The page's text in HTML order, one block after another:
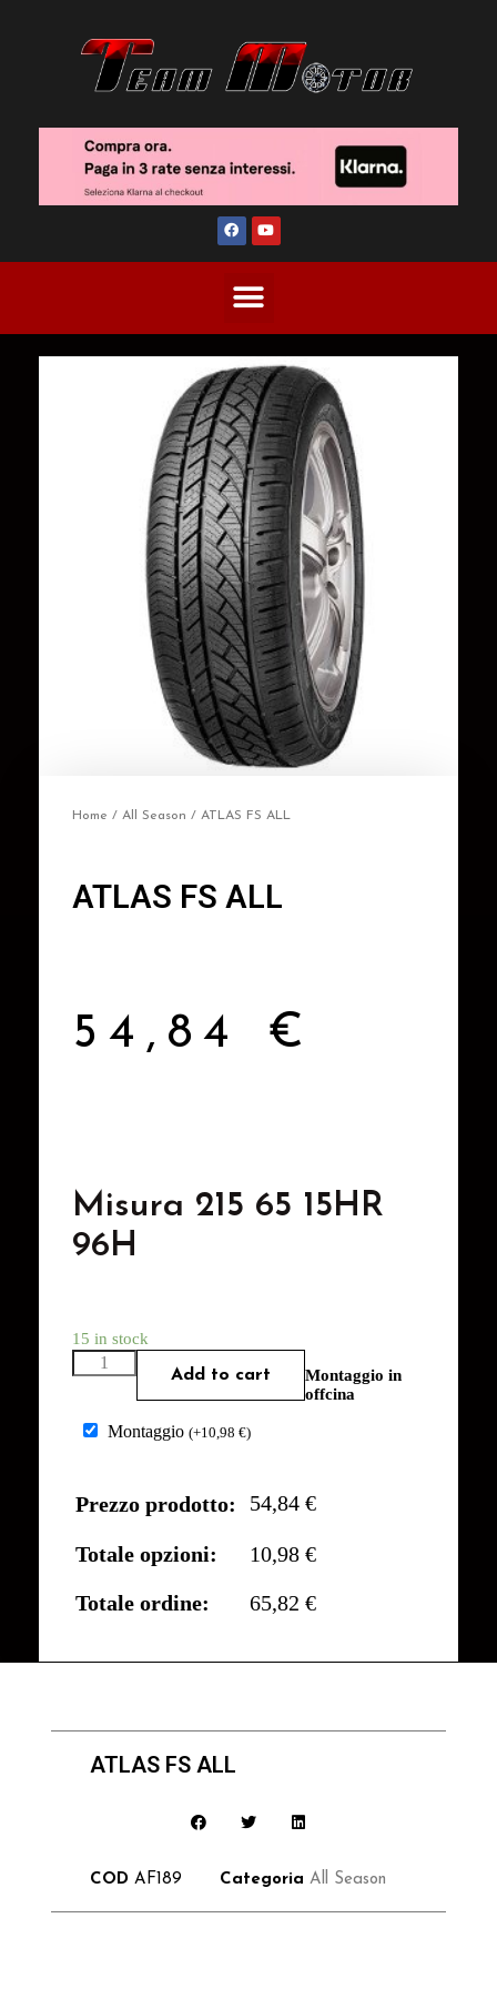
Home / All Season / ATLAS FS ALL
ATLAS FS ALL
54,84 €
Misura 215 65 15HR
96H
15 in stock
Add to cart
Montaggio in
offcina
Montaggio (+10,98 €)
Prezzo prodotto: 54,84 €
Totale opzioni:
10,98 €
Totale ordine:
65,82 €
ATLAS FS ALL
COD AF189 Categoria All Season